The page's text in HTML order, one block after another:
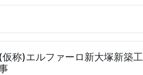
称)エルファーロ新大塚新築工